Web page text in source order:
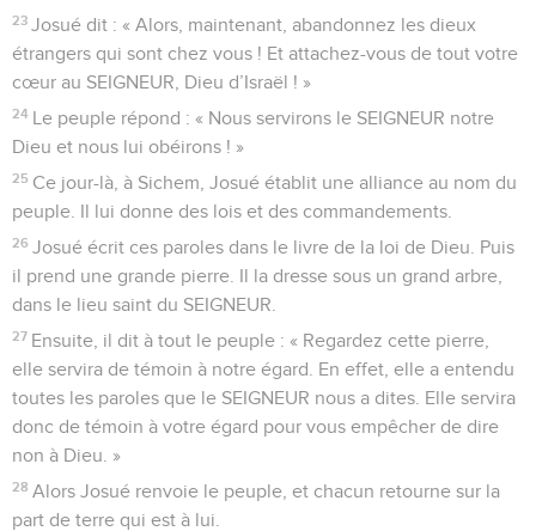
23 Josué dit : « Alors, maintenant, abandonnez les dieux
étrangers qui sont chez vous ! Et attachez-vous de tout votre
cœur au SEIGNEUR, Dieu d’Israël ! »
24 Le peuple répond : « Nous servirons le SEIGNEUR notre
Dieu et nous lui obéirons ! »
25 Ce jour-là, à Sichem, Josué établit une alliance au nom du
peuple. Il lui donne des lois et des commandements.
26 Josué écrit ces paroles dans le livre de la loi de Dieu. Puis
il prend une grande pierre. Il la dresse sous un grand arbre,
dans le lieu saint du SEIGNEUR.
27 Ensuite, il dit à tout le peuple : « Regardez cette pierre,
elle servira de témoin à notre égard. En effet, elle a entendu
toutes les paroles que le SEIGNEUR nous a dites. Elle servira
donc de témoin à votre égard pour vous empêcher de dire
non à Dieu. »
28 Alors Josué renvoie le peuple, et chacun retourne sur la
part de terre qui est à lui.